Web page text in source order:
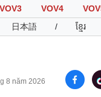
VOV3 VOV4
日本語 / ខ្មែរ
8 năm 2026